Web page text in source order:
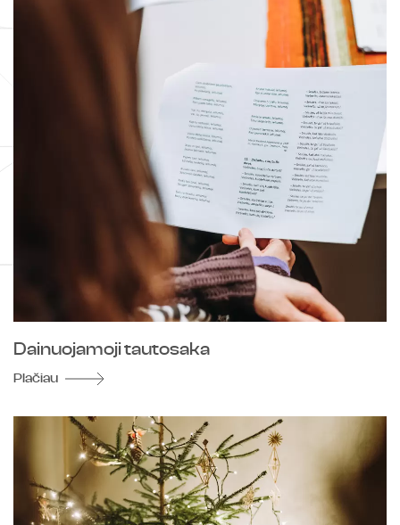
Dainuojamoji tautosaka
Plačiau